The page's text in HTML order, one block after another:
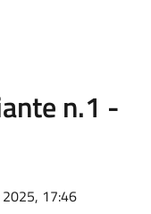
n.1 -
17:46